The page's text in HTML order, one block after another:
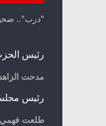
"درب"..
رئيس
مدحت
رئيس
طلعت فهمي